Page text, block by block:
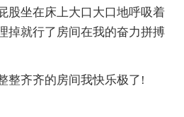
股坐在床上大口大口地呼吸着
掉就行了房间在我的奋力拼搏
整齐齐的房间我快乐极了!